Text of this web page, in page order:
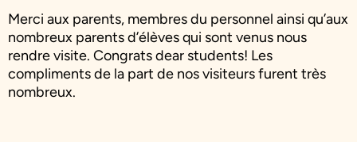
Merci aux parents, membres du personnel ainsi qu’aux
nombreux parents d’élèves qui sont venus nous
rendre visite. Congrats dear students! Les
compliments de la part de nos visiteurs furent très
nombreux.